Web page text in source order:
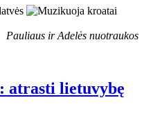
Pauliaus ir Adelės nuotraukos
atrasti lietuvybę